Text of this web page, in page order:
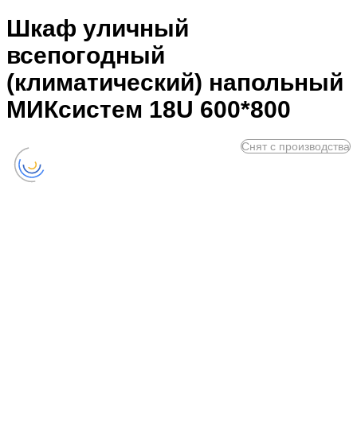
Шкаф уличный
всепогодный
(климатический) напольный
МИКсистем 18U 600*800
Снят с производства